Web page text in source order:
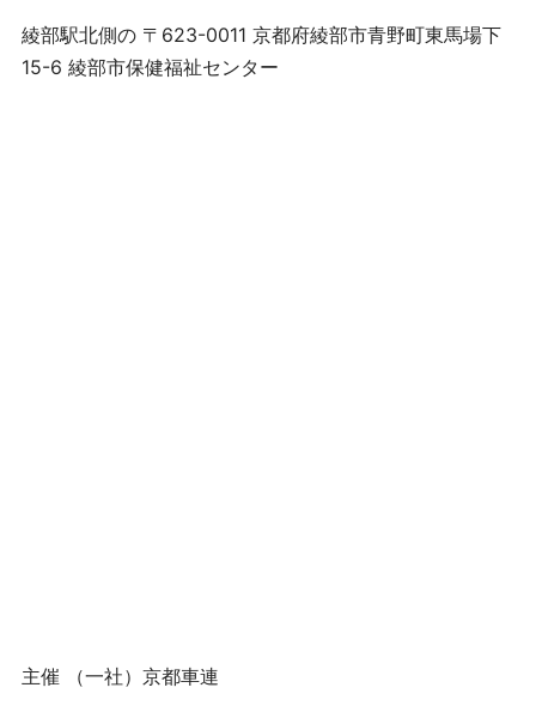
綾部駅北側の 〒623-0011 京都府綾部市青野町東馬場下
15-6 綾部市保健福祉センター
主催 （一社）京都車連